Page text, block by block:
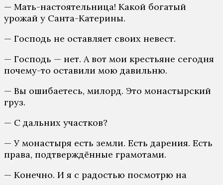
— Мать-настоятельница! Какой богатый
урожай у Санта-Катерины.
— Господь не оставляет своих невест.
— Господь — нет. А вот мои крестьяне сегодня
почему-то оставили мою давильню.
— Вы ошибаетесь, милорд. Это монастырский
груз.
— С дальних участков?
— У монастыря есть земли. Есть дарения. Есть
права, подтверждённые грамотами.
— Конечно. И я с радостью посмотрю на